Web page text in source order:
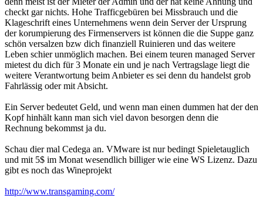
checkt gar nichts. Hohe Trafficgebüren bei Missbrauch und die
Klageschrift eines Unternehmens wenn dein Server der Ursprung
der korumpierung des Firmenservers ist können die die Suppe ganz
schön versalzen bzw dich finanziell Ruinieren und das weitere
Leben schier unmöglich machen. Bei einem teuren managed Server
mietest du dich für 3 Monate ein und je nach Vertragslage liegt die
weitere Verantwortung beim Anbieter es sei denn du handelst grob
Fahrlässig oder mit Absicht.
Ein Server bedeutet Geld, und wenn man einen dummen hat der den
Kopf hinhält kann man sich viel davon besorgen denn die
Rechnung bekommst ja du.
Schau dier mal Cedega an. VMware ist nur bedingt Spieletauglich
und mit 5$ im Monat wesendlich billiger wie eine WS Lizenz. Dazu
gibt es noch das Wineprojekt
http://www.transgaming.com/